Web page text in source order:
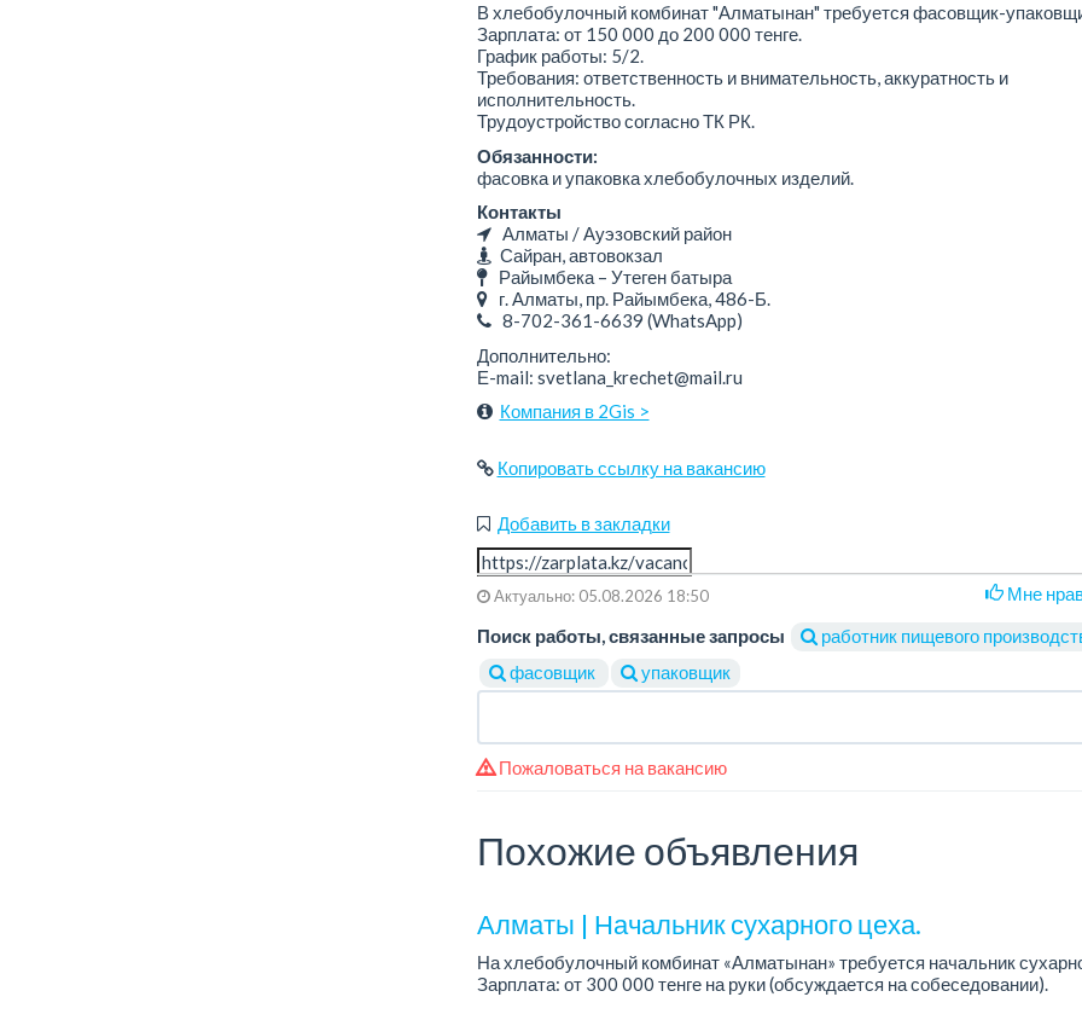
В хлебобулочный комбинат "Алматынан" требуется фасовщик-
Зарплата: от 150 000 до 200 000 тенге.
График работы: 5/2.
Требования: ответственность и внимательность, аккуратность и
исполнительность.
Трудоустройство согласно ТК РК.
Обязанности:
фасовка и упаковка хлебобулочных изделий.
Контакты
Алматы / Ауэзовский район
Сайран, автовокзал
Райымбека – Утеген батыра
г. Алматы, пр. Райымбека, 486-Б.
8-702-361-6639 (WhatsApp)
Дополнительно:
Е-mail: svetlana_krechet@mail.ru
Компания в 2Gis >
Копировать ссылку на вакансию
Добавить в закладки
Актуально: 05.08.2026 18:50
Мне
Поиск работы, связанные запросы
работник пищевого
фасовщик
упаковщик
Пожаловаться на вакансию
Похожие объявления
Алматы | Начальник сухарного цеха.
На хлебобулочный комбинат «Алматынан» требуется начальник
Зарплата: от 300 000 тенге на руки (обсуждается на собеседовании).